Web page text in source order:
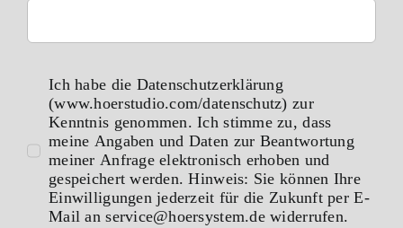
Ich habe die Datenschutzerklärung
(www.hoerstudio.com/datenschutz) zur
Kenntnis genommen. Ich stimme zu, dass
meine Angaben und Daten zur Beantwortung
meiner Anfrage elektronisch erhoben und
gespeichert werden. Hinweis: Sie können Ihre
Einwilligungen jederzeit für die Zukunft per E-
Mail an service@hoersystem.de widerrufen.